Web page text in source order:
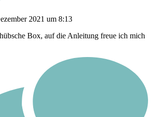
2021 um 8:13
Box, auf die Anleitung freue ich mich